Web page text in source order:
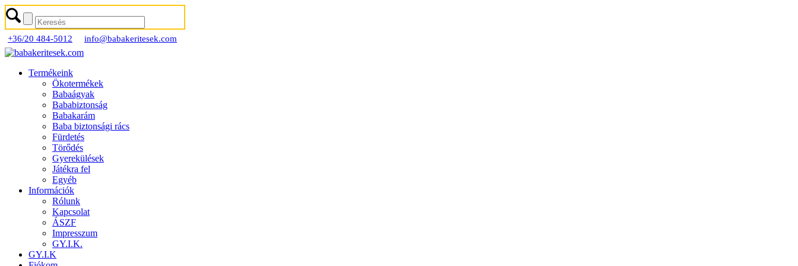
+36/20 484-5012 info@babakeritesek.com
Termékeink
Ökotermékek
Babaágyak
Bababiztonság
Babakarám
Baba biztonsági rács
Fürdetés
Törődés
Gyerekülések
Játékra fel
Egyéb
Információk
Rólunk
Kapcsolat
ÁSZF
Impresszum
GY.I.K.
GY.I.K